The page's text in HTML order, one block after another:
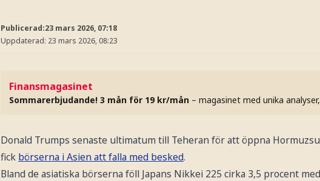
Publicerad:23 mars 2026, 07:18
Uppdaterad: 23 mars 2026, 08:23
Finansmagasinet
Sommarerbjudande! 3 mån för 19 kr/mån – magasinet med unika
Donald Trumps senaste ultimatum till Teheran för att öppna
fick börserna i Asien att falla med besked.
Bland de asiatiska börserna föll Japans Nikkei 225 cirka 3,5 procent